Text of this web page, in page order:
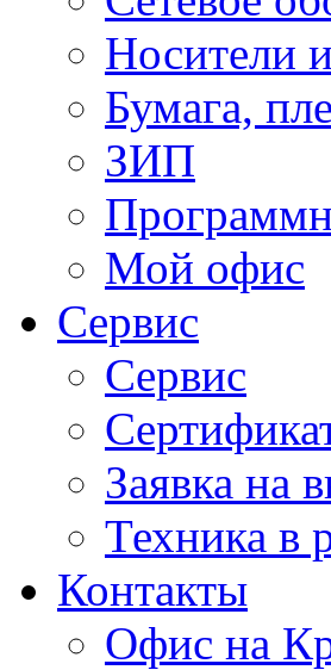
Носители
Бумага,
ЗИП
Мой офис
Сервис
Сервис
Заявка на
Техника в
Контакты
Офис на